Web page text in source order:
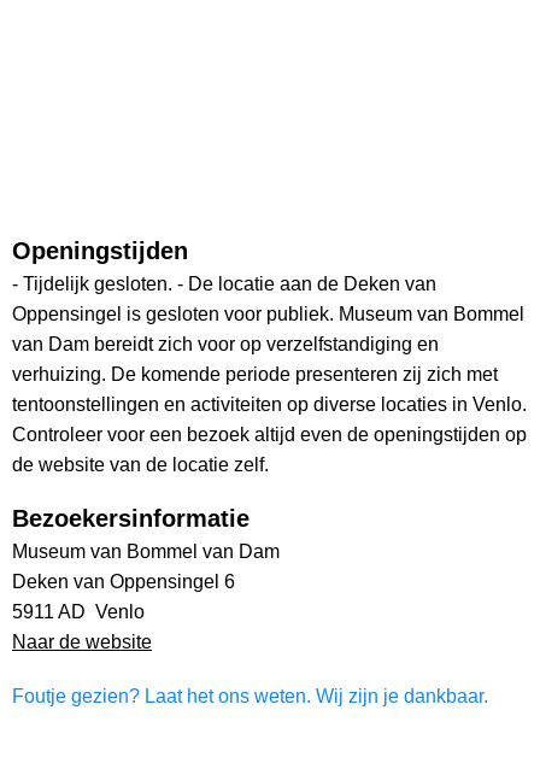
Openingstijden
- Tijdelijk gesloten. - De locatie aan de Deken van
Oppensingel is gesloten voor publiek. Museum van Bommel
van Dam bereidt zich voor op verzelfstandiging en
verhuizing. De komende periode presenteren zij zich met
tentoonstellingen en activiteiten op diverse locaties in Venlo.
Controleer voor een bezoek altijd even de openingstijden op
de website van de locatie zelf.
Bezoekersinformatie
Museum van Bommel van Dam
Deken van Oppensingel 6
5911 AD Venlo
Naar de website
Foutje gezien? Laat het ons weten. Wij zijn je dankbaar.